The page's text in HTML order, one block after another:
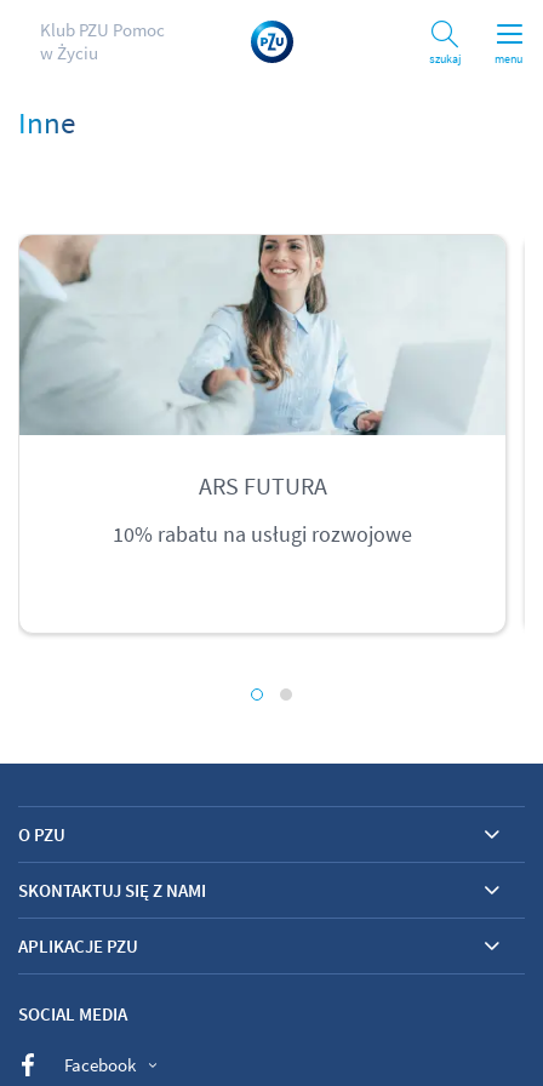
menu
Klub PZU Pomoc
w Życiu
Szukaj
Inne
ARS FUTURA
10% rabatu na usługi rozwojowe
O PZU
SKONTAKTUJ SIĘ Z NAMI
APLIKACJE PZU
SOCIAL MEDIA
Facebook